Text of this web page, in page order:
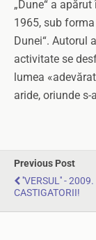
„Dune“ a
1965, sub
Dunei“. Autorul
activitate se
lumea
aride, oriunde s-
Previous Post
''VERSUL'' - 2009.
CASTIGATORII!